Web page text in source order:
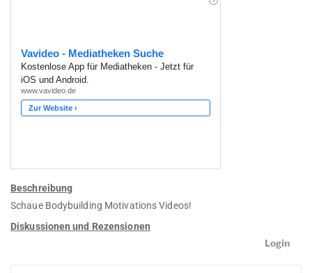
Beschreibung
Schaue Bodybuilding Motivations Videos!
Diskussionen und Rezensionen
Login